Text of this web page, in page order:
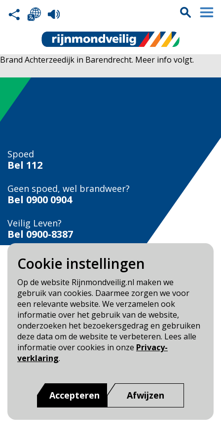
Cookie instellingen
Op de website Rijnmondveilig.nl maken we
gebruik van cookies. Daarmee zorgen we voor
een relevante website. We verzamelen ook
informatie over het gebruik van de website,
onderzoeken het bezoekersgedrag en gebruiken
deze data om de website te verbeteren. Lees alle
informatie over cookies in onze Privacy-
verklaring.
Accepteren Afwijzen
Brand Achterzeedijk in Barendrecht. Meer info volgt.
Spoed
Bel 112
Geen spoed, wel brandweer?
Bel 0900 0904
Veilig Leven?
Bel 0900-8387
Blijf op de hoogte
Cookie- en Privacybeleid
Toegankelijkheid
Dit is een website van